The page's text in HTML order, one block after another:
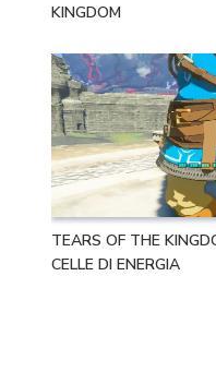
KINGDOM
TEARS OF THE
CELLE DI ENERGIA